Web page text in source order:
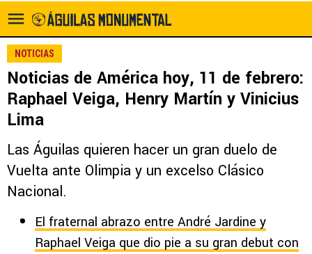
NOTICIAS
Noticias de América hoy, 11 de febrero:
Raphael Veiga, Henry Martín y Vinicius
Lima
Las Águilas quieren hacer un gran duelo de
Vuelta ante Olimpia y un excelso Clásico
Nacional.
El fraternal abrazo entre André Jardine y
Raphael Veiga que dio pie a su gran debut con